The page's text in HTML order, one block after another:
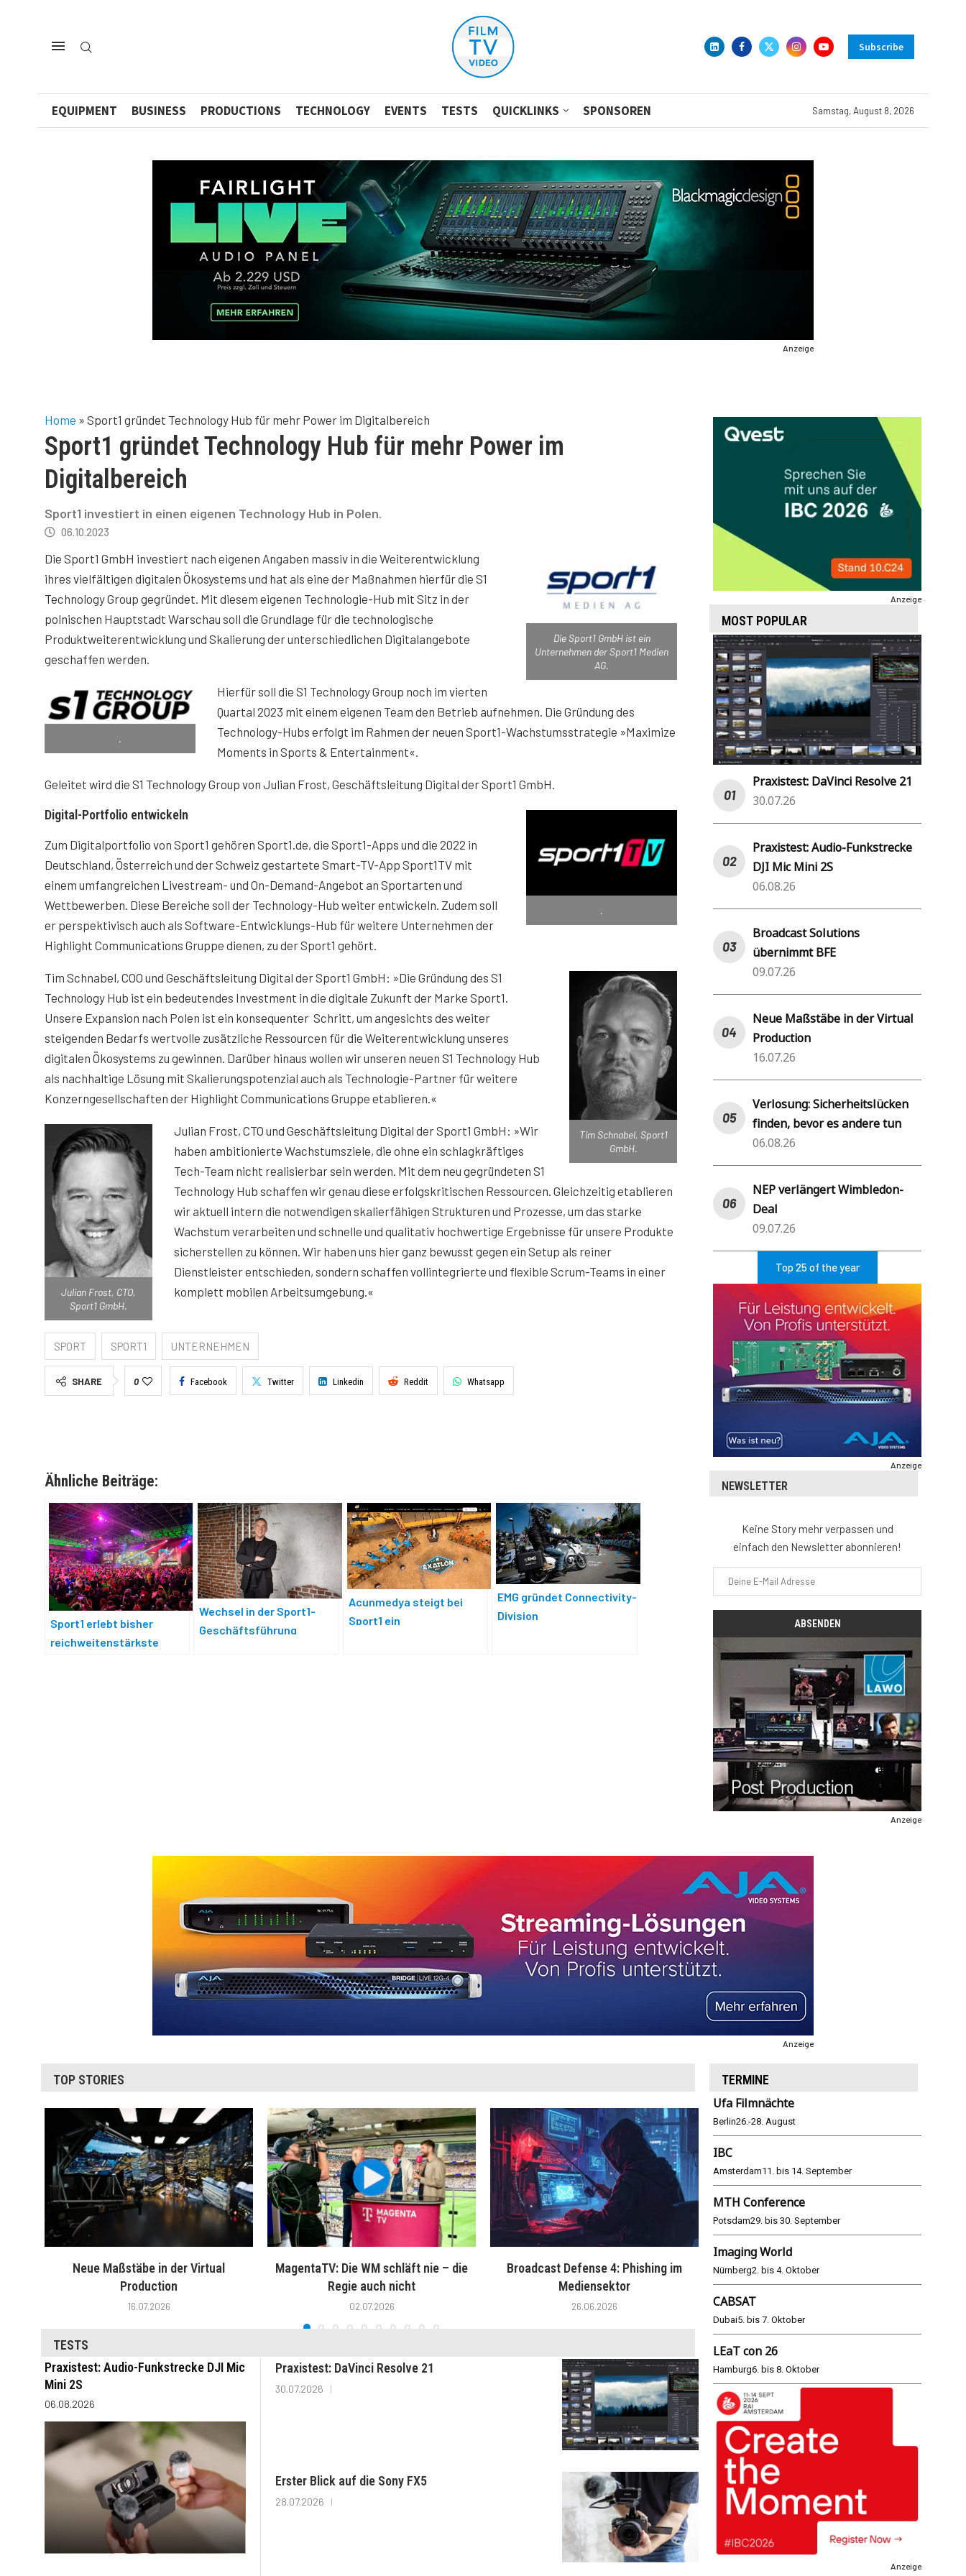
Subscribe
EQUIPMENT BUSINESS PRODUCTIONS TECHNOLOGY EVENTS TESTS QUICKLINKS SPONSOREN Samstag, August 8, 2026
Anzeige
Home » Sport1 gründet Technology Hub für mehr Power im Digitalbereich
Sport1 gründet Technology Hub für mehr Power im
Digitalbereich
Sport1 investiert in einen eigenen Technology Hub in Polen.
06.10.2023
Die Sport1 GmbH ist ein
Unternehmen der Sport1 Medien
AG.
Die Sport1 GmbH investiert nach eigenen Angaben massiv in die Weiterentwicklung
ihres vielfältigen digitalen Ökosystems und hat als eine der Maßnahmen hierfür die S1
Technology Group gegründet. Mit diesem eigenen Technologie-Hub mit Sitz in der
polnischen Hauptstadt Warschau soll die Grundlage für die technologische
Produktweiterentwicklung und Skalierung der unterschiedlichen Digitalangebote
geschaffen werden.
.
Hierfür soll die S1 Technology Group noch im vierten
Quartal 2023 mit einem eigenen Team den Betrieb aufnehmen. Die Gründung des
Technology-Hubs erfolgt im Rahmen der neuen Sport1-Wachstumsstrategie »Maximize
Moments in Sports & Entertainment«.
Geleitet wird die S1 Technology Group von Julian Frost, Geschäftsleitung Digital der Sport1 GmbH.
.
Digital-Portfolio entwickeln
Zum Digitalportfolio von Sport1 gehören Sport1.de, die Sport1-Apps und die 2022 in
Deutschland, Österreich und der Schweiz gestartete Smart-TV-App Sport1TV mit
einem umfangreichen Livestream- und On-Demand-Angebot an Sportarten und
Wettbewerben. Diese Bereiche soll der Technology-Hub weiter entwickeln. Zudem soll
er perspektivisch auch als Software-Entwicklungs-Hub für weitere Unternehmen der
Highlight Communications Gruppe dienen, zu der Sport1 gehört.
Tim Schnabel, Sport1
GmbH.
Tim Schnabel, COO und Geschäftsleitung Digital der Sport1 GmbH: »Die Gründung des S1
Technology Hub ist ein bedeutendes Investment in die digitale Zukunft der Marke Sport1.
Unsere Expansion nach Polen ist ein konsequenter Schritt, um angesichts des weiter
steigenden Bedarfs wertvolle zusätzliche Ressourcen für die Weiterentwicklung unseres
digitalen Ökosystems zu gewinnen. Darüber hinaus wollen wir unseren neuen S1 Technology Hub
als nachhaltige Lösung mit Skalierungspotenzial auch als Technologie-Partner für weitere
Konzerngesellschaften der Highlight Communications Gruppe etablieren.«
Julian Frost, CTO,
Sport1 GmbH.
Julian Frost, CTO und Geschäftsleitung Digital der Sport1 GmbH: »Wir
haben ambitionierte Wachstumsziele, die ohne ein schlagkräftiges
Tech-Team nicht realisierbar sein werden. Mit dem neu gegründeten S1
Technology Hub schaffen wir genau diese erfolgskritischen Ressourcen. Gleichzeitig etablieren
wir aktuell intern die notwendigen skalierfähigen Strukturen und Prozesse, um das starke
Wachstum verarbeiten und schnelle und qualitativ hochwertige Ergebnisse für unsere Produkte
sicherstellen zu können. Wir haben uns hier ganz bewusst gegen ein Setup als reiner
Dienstleister entschieden, sondern schaffen vollintegrierte und flexible Scrum-Teams in einer
komplett mobilen Arbeitsumgebung.«
SPORT SPORT1 UNTERNEHMEN
SHARE 0 Facebook Twitter Linkedin Reddit Whatsapp
Ähnliche Beiträge:
Sport1 erlebt bisher
reichweitenstärkste
Wechsel in der Sport1-
Geschäftsführung
Acunmedya steigt bei
Sport1 ein
EMG gründet Connectivity-
Division
Anzeige
MOST POPULAR
Praxistest: DaVinci Resolve 21
30.07.26
Praxistest: Audio-Funkstrecke
DJI Mic Mini 2S
06.08.26
Broadcast Solutions
übernimmt BFE
09.07.26
Neue Maßstäbe in der Virtual
Production
16.07.26
Verlosung: Sicherheitslücken
finden, bevor es andere tun
06.08.26
NEP verlängert Wimbledon-
Deal
09.07.26
Top 25 of the year
Anzeige
NEWSLETTER
Keine Story mehr verpassen und
einfach den Newsletter abonnieren!
Anzeige
Anzeige
TOP STORIES
Neue Maßstäbe in der Virtual
Production
16.07.2026
MagentaTV: Die WM schläft nie – die
Regie auch nicht
02.07.2026
Broadcast Defense 4: Phishing im
Mediensektor
26.06.2026
WM 2026: ARD und ZDF im Remote-
Modus
TESTS
Praxistest: Audio-Funkstrecke DJI Mic
Mini 2S
06.08.2026
Praxistest: DaVinci Resolve 21
30.07.2026
Erster Blick auf die Sony FX5
28.07.2026
TERMINE
Ufa Filmnächte
Berlin26.-28. August
IBC
Amsterdam11. bis 14. September
MTH Conference
Potsdam29. bis 30. September
Imaging World
Nürnberg2. bis 4. Oktober
CABSAT
Dubai5. bis 7. Oktober
LEaT con 26
Hamburg6. bis 8. Oktober
Anzeige